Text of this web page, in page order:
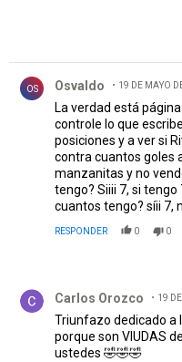
OS Osvaldo 19 DE MAYO
La verdad está
controle lo que
posiciones y a ver si
contra cuantos goles
manzanitas y no
tengo? Siiii 7, si
cuantos tengo? síii 7,
RESPONDER 0 0
Carlos Orozco 19
Triunfazo dedicado a
porque son VIUDAS
ustedes 🤣🤣🤣